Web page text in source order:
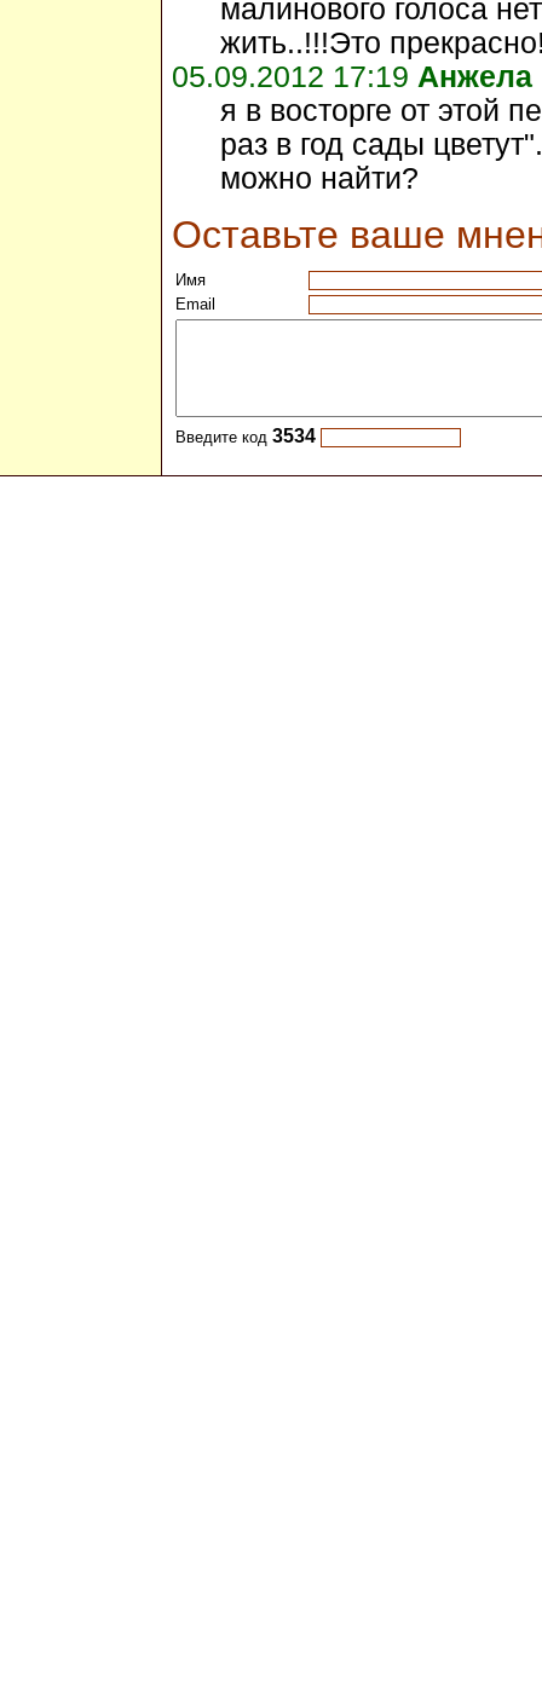
малинового голоса
жить..!!!Это
05.09.2012 17:19 Анжела
я в восторге от этой
раз в год сады
можно найти?
Оставьте ваше
Имя
Email
Введите код 3534